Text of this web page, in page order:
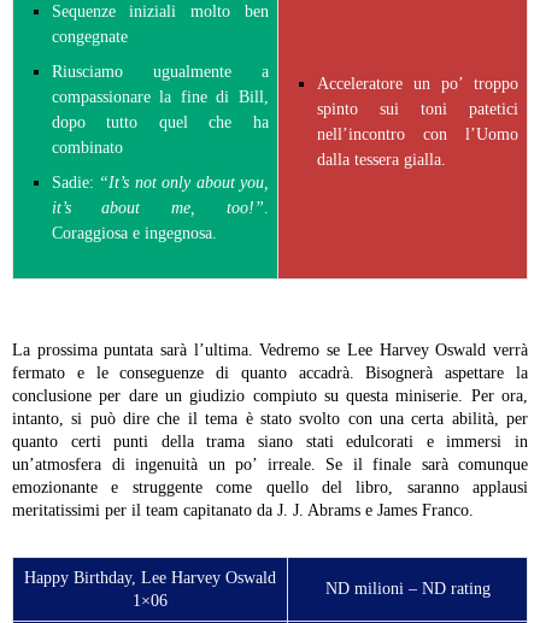
Sequenze iniziali molto ben
congegnate
Riusciamo ugualmente a
compassionare la fine di Bill,
dopo tutto quel che ha
combinato
Sadie: “It’s not only about you,
it’s about me, too!”
Coraggiosa e ingegnosa.
Acceleratore un po’ troppo
spinto sui toni patetici
nell’incontro con l’Uomo
dalla tessera gialla.
La prossima puntata sarà l’ultima. Vedremo se Lee Harvey Oswald verrà
fermato e le conseguenze di quanto accadrà. Bisognerà aspettare la
conclusione per dare un giudizio compiuto su questa miniserie. Per ora,
intanto, si può dire che il tema è stato svolto con una certa abilità, per
quanto certi punti della trama siano stati edulcorati e immersi in
un’atmosfera di ingenuità un po’ irreale. Se il finale sarà comunque
emozionante e struggente come quello del libro, saranno applausi
meritatissimi per il team capitanato da J. J. Abrams e James Franco.
Happy Birthday, Lee Harvey Oswald
1×06
ND milioni – ND rating